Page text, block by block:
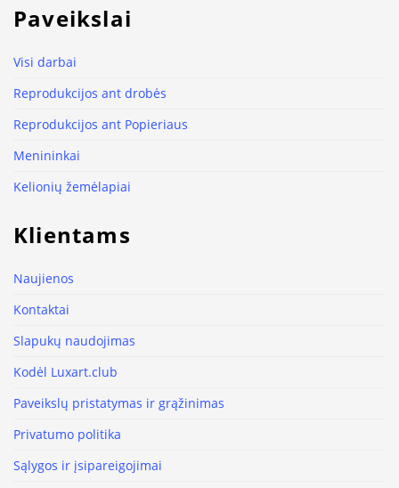
Paveikslai
Visi darbai
Reprodukcijos ant drobės
Reprodukcijos ant Popieriaus
Menininkai
Kelionių žemėlapiai
Klientams
Naujienos
Kontaktai
Slapukų naudojimas
Kodėl Luxart.club
Paveikslų pristatymas ir grąžinimas
Privatumo politika
Sąlygos ir įsipareigojimai